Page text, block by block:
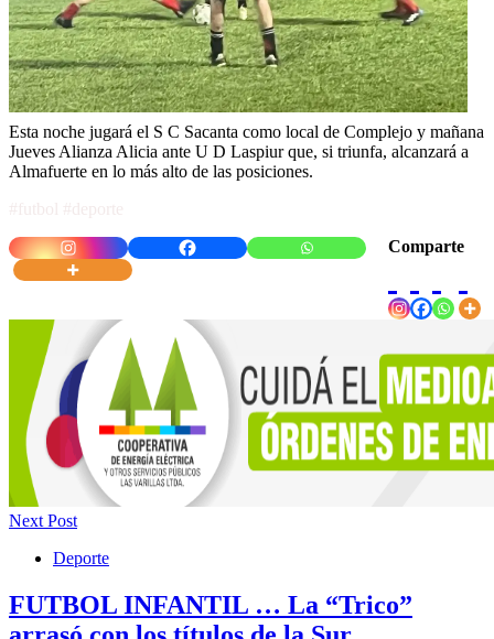
Esta noche jugará el S C Sacanta como local de Complejo y mañana
Jueves Alianza Alicia ante U D Laspiur que, si triunfa, alcanzará a
Almafuerte en lo más alto de las posiciones.
Comparte
Next Post
Deporte
FUTBOL INFANTIL … La “Trico”